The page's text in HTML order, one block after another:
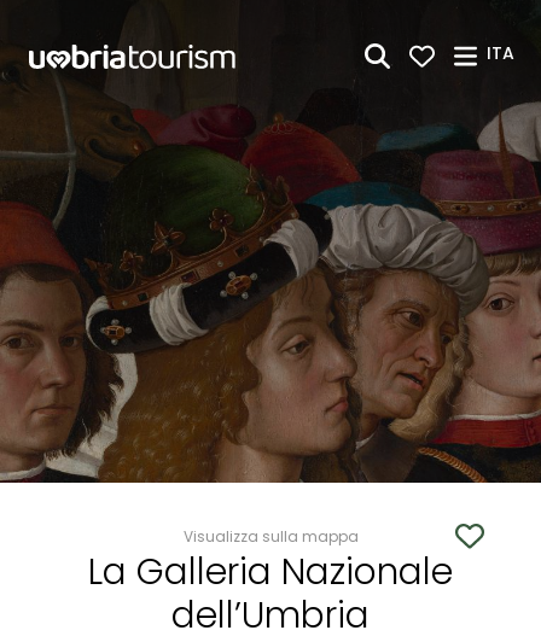
Skip to Main Content
ITA
Visualizza sulla mappa
La Galleria Nazionale
dell’Umbria